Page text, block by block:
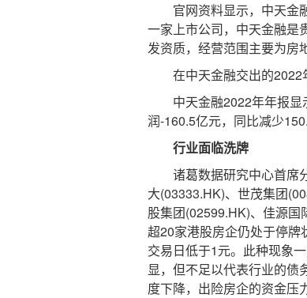
官网资料显示，中天金融
一家上市公司，中天金融是
发资质，经营范围主要为房
在中天金融交出的2022
中天金融2022年年报显
润-160.5亿元，同比减少
行业面临洗牌
诸葛数据研究中心首席分
大(03333.HK)、世茂集团
股集团(02599.HK)、佳源
超20家港股房企仍处于停
交易日低于1元。此种现象
显，但不足以代表行业的债
度下降，出险房企的资金压